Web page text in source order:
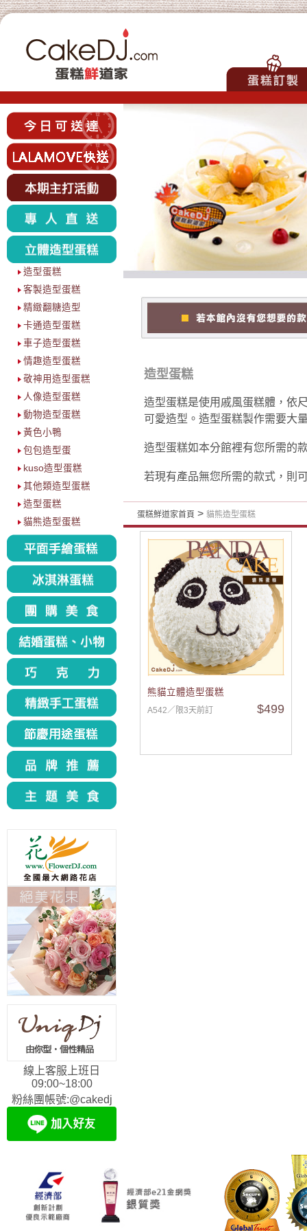
造型蛋糕
客製造型蛋糕
精緻翻糖造型
卡通造型蛋糕
車子造型蛋糕
情趣造型蛋糕
敬神用造型蛋糕
人像造型蛋糕
動物造型蛋糕
黃色小鴨
包包造型蛋
kuso造型蛋糕
其他類造型蛋糕
造型蛋糕
貓熊造型蛋糕
線上客服上班日
09:00~18:00
粉絲團帳號:@cakedj
造型蛋糕
造型蛋糕是使用戚風蛋糕體，依
可愛造型。造型蛋糕製作需要大
造型蛋糕如本分館裡有您所需的
若現有產品無您所需的款式，則
蛋糕鮮道家首頁 > 貓熊造型蛋糕
熊貓立體造型蛋糕
A542／限3天前訂 $499